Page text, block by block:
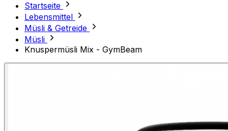
Startseite
Lebensmittel
Müsli & Getreide
Müsli
Knuspermüsli Mix - GymBeam